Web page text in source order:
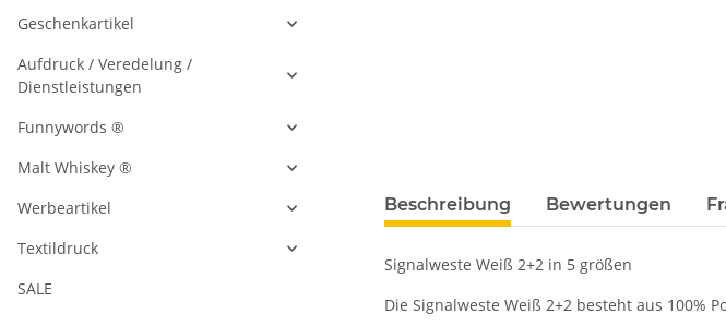
Beschreibung Bewertungen
Signalweste Weiß 2+2 in 5 größen
Die Signalweste Weiß 2+2 besteht aus 100%
Geschenkartikel
Aufdruck / Veredelung /
Dienstleistungen
Funnywords ®
Malt Whiskey ®
Werbeartikel
Textildruck
SALE